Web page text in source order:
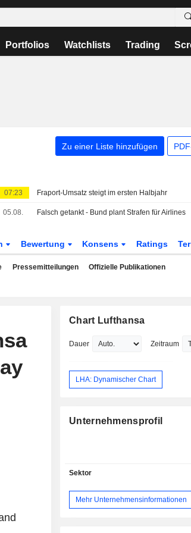
Portfolios Watchlists Trading
Zu einer Liste hinzufügen
07:23 Fraport-Umsatz steigt im ersten Halbjahr
05.08. Falsch getankt - Bund plant Strafen für Airlines
Bewertung Konsens Ratings
Pressemitteilungen Offizielle Publikationen
Chart Lufthansa
Dauer Zeitraum
LHA: Dynamischer Chart
Unternehmensprofil
Sektor
Mehr Unternehmensinformationen